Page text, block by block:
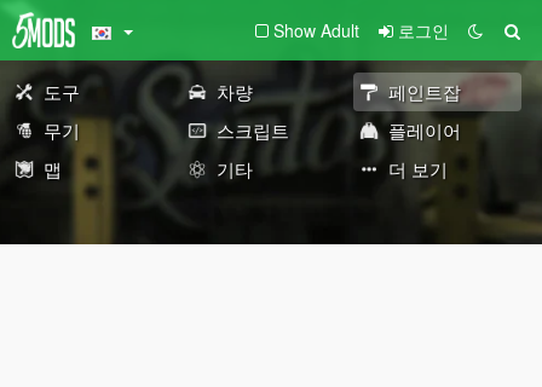
Show Adult 로그인
도구 차량
페인트잡
무기
스크립트
플레이어
맵
기타 더 보기